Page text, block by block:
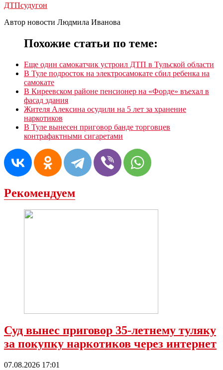
ДТПсудугон
Автор новости Людмила Иванова
Похожие статьи по теме:
Еще один самокатчик устроил ДТП в Тульской области
В Туле подросток на электросамокате сбил ребенка на
самокате
В Киреевском районе пенсионер на «Форде» въехал в
фасад здания
Жителя Алексина осудили на 5 лет за хранение
наркотиков
В Туле вынесен приговор банде торговцев
контрафактными сигаретами
Рекомендуем
Суд вынес приговор 35-летнему туляку
за покупку наркотиков через интернет
07.08.2026 17:01